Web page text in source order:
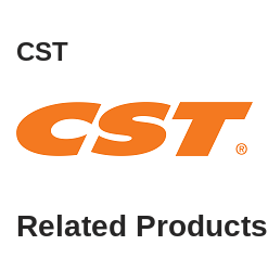
CST
Related Products